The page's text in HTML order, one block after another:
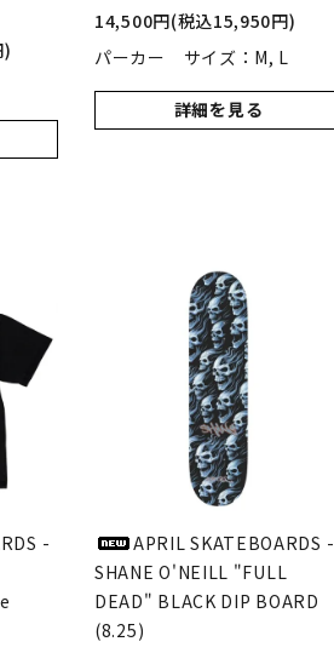
14,500円(税込15,950円)
パーカー サイズ：M, L
詳細を見る
-
APRIL SKATEBOARDS -
SHANE O'NEILL "FULL
DEAD" BLACK DIP BOARD
(8.25)